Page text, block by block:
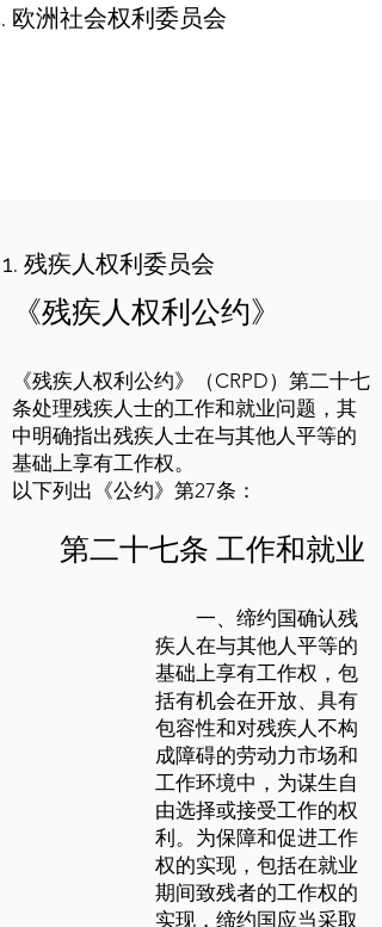
欧洲社会权利委员会
残疾人权利委员会
《残疾人权利公约》
《残疾人权利公约》（CRPD）第二十七
条处理残疾人士的工作和就业问题，其
中明确指出残疾人士在与其他人平等的
基础上享有工作权。
以下列出《公约》第27条：
第二十七条 工作和就业
一、缔约国确认残
疾人在与其他人平等的
基础上享有工作权，包
括有机会在开放、具有
包容性和对残疾人不构
成障碍的劳动力市场和
工作环境中，为谋生自
由选择或接受工作的权
利。为保障和促进工作
权的实现，包括在就业
期间致残者的工作权的
实现，缔约国应当采取